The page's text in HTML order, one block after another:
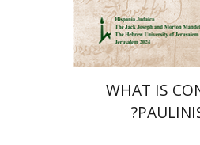
$35
$32
WHAT IS